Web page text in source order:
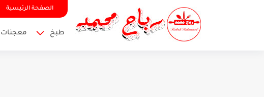
الصفحة الرئيسية
طبخ معجنات